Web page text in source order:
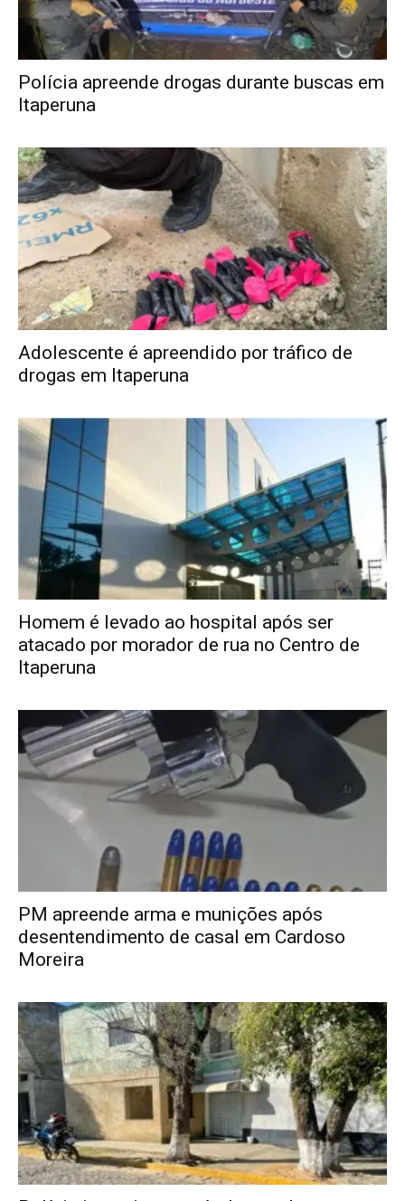
Polícia apreende drogas durante buscas em
Itaperuna
Adolescente é apreendido por tráfico de
drogas em Itaperuna
Homem é levado ao hospital após ser
atacado por morador de rua no Centro de
Itaperuna
PM apreende arma e munições após
desentendimento de casal em Cardoso
Moreira